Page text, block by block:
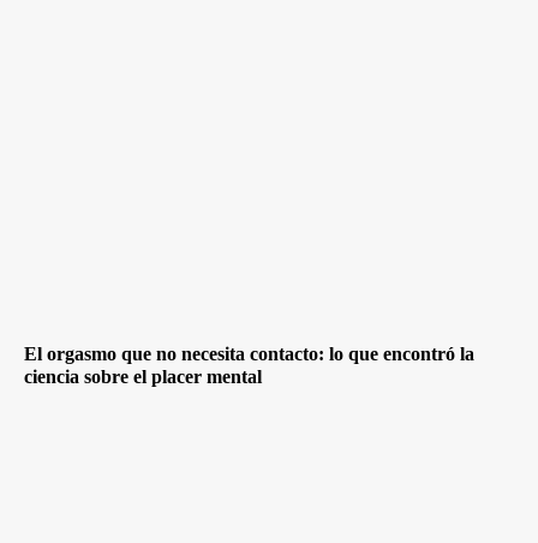
El orgasmo que no necesita contacto: lo que encontró la
ciencia sobre el placer mental